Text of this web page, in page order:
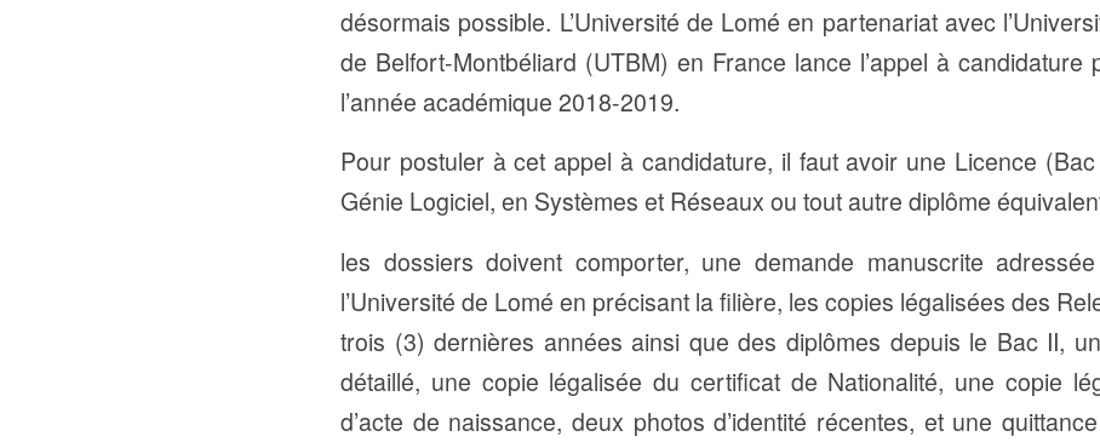
désormais possible. L’Université de Lomé en partenariat avec
de Belfort-Montbéliard (UTBM) en France lance l’appel à candidature
l’année académique 2018-2019.
Pour postuler à cet appel à candidature, il faut avoir une Licence
Génie Logiciel, en Systèmes et Réseaux ou tout autre diplôme
les dossiers doivent comporter, une demande manuscrite
l’Université de Lomé en précisant la filière, les copies légalisées des
trois (3) dernières années ainsi que des diplômes depuis le Bac II,
détaillé, une copie légalisée du certificat de Nationalité, une copie
d’acte de naissance, deux photos d’identité récentes, et une